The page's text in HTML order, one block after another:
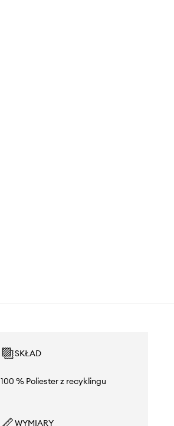
SKŁAD
100 % Poliester z recyklingu
WYMIARY